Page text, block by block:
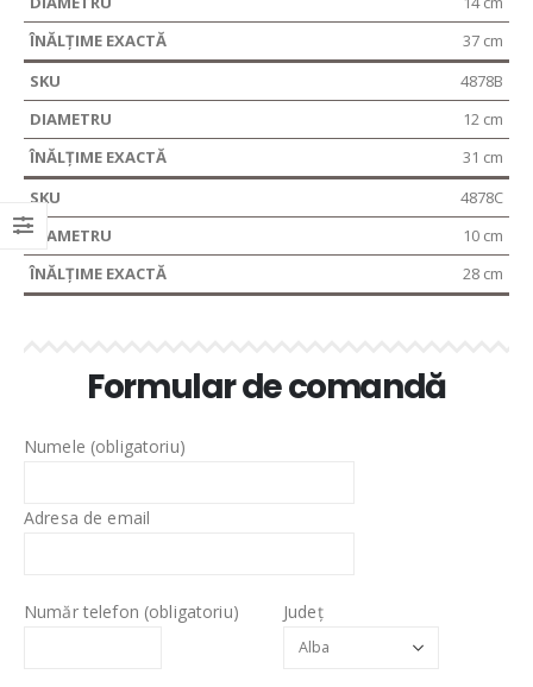
37 cm
4878B
12 cm
31 cm
4878C
10 cm
28 cm
Formular de comandă
Numele (obligatoriu)
Adresa de email
Număr telefon (obligatoriu) Județ